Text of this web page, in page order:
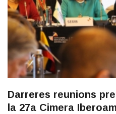
Darreres reunions
la 27a Cimera